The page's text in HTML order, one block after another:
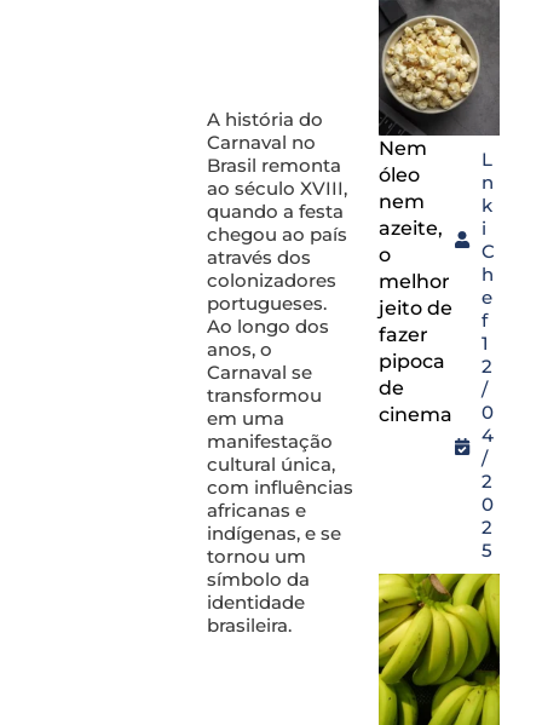
A história do
Carnaval no
Brasil remonta
ao século XVIII,
quando a festa
chegou ao país
através dos
colonizadores
portugueses.
Ao longo dos
anos, o
Carnaval se
transformou
em uma
manifestação
cultural única,
com influências
africanas e
indígenas, e se
tornou um
símbolo da
identidade
brasileira.
Nem
óleo
nem
azeite,
o
melhor
jeito de
fazer
pipoca
de
cinema
L
n
k
i
C
h
e
f
1
2
/
0
4
/
2
0
2
5